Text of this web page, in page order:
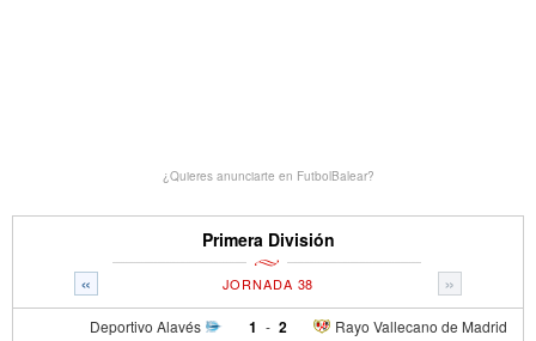
¿Quieres anunciarte en FutbolBalear?
Primera División
« »
JORNADA 38
Deportivo Alavés 1 - Rayo Vallecano de Madrid
2